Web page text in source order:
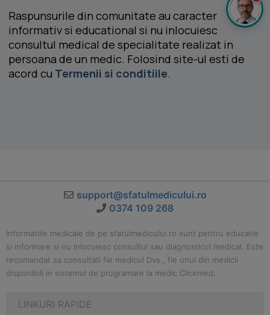
Raspunsurile din comunitate au caracter
informativ si educational si nu inlocuiesc
consultul medical de specialitate realizat in
persoana de un medic. Folosind site-ul esti de
acord cu Termenii si conditiile.
support@sfatulmedicului.ro
0374 109 268
Informatiile medicale de pe sfatulmedicului.ro sunt pentru educatie
si informare si nu inlocuiesc consultul sau diagnosticul medical. Este
recomandat sa consultati fie medicul Dvs., fie unul din medicii
disponibili in sistemul de programare la medic Clickmed.
LINKURI RAPIDE